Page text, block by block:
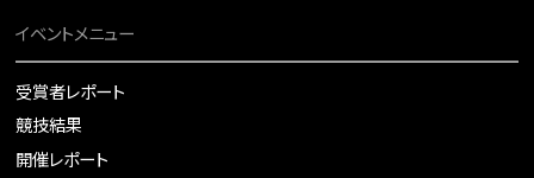
イベントメニュー
受賞者レポート
競技結果
開催レポート